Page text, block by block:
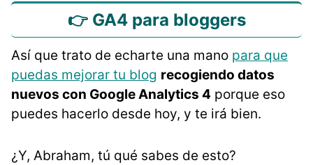
👉 GA4 para bloggers
Así que trato de echarte una mano para que
puedas mejorar tu blog recogiendo datos
nuevos con Google Analytics 4 porque eso
puedes hacerlo desde hoy, y te irá bien.
¿Y, Abraham, tú qué sabes de esto?